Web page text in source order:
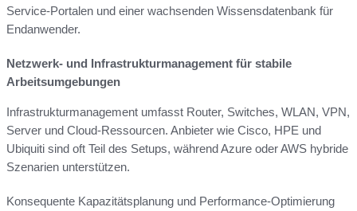
Service-Portalen und einer wachsenden Wissensdatenbank für
Endanwender.
Netzwerk- und Infrastrukturmanagement für stabile
Arbeitsumgebungen
Infrastrukturmanagement umfasst Router, Switches, WLAN, VPN,
Server und Cloud-Ressourcen. Anbieter wie Cisco, HPE und
Ubiquiti sind oft Teil des Setups, während Azure oder AWS hybride
Szenarien unterstützen.
Konsequente Kapazitätsplanung und Performance-Optimierung